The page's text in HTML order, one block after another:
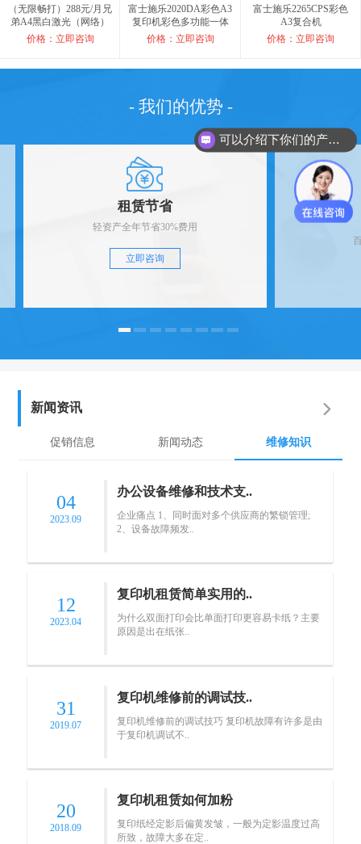
（无限畅打）288元/月兄
弟A4黑白激光（网络）
双面打印机 适用企业办
价格：立即咨询
富士施乐2020DA彩色A3
复印机彩色多功能一体
机
价格：立即咨询
富士施乐2265CPS彩色
A3复合机
价格：立即咨询
- 我们的优势 -
租赁节省
轻资产全年节省30%费用
立即咨询
新闻资讯
促销信息 新闻动态 维修知识
04
2023.09
办公设备维修和技术支..
企业痛点 1、同时面对多个供应商的繁锁管理;
2、设备故障频发..
12
2023.04
复印机租赁简单实用的..
为什么双面打印会比单面打印更容易卡纸？主要
原因是出在纸张..
31
2019.07
复印机维修前的调试技..
复印机维修前的调试技巧 复印机故障有许多是由
于复印机调试不..
20
2018.09
复印机租赁如何加粉
复印纸经定影后偏黄发皱，一般为定影温度过高
所致，故障大多在定..
可以介绍下你们的产品么？